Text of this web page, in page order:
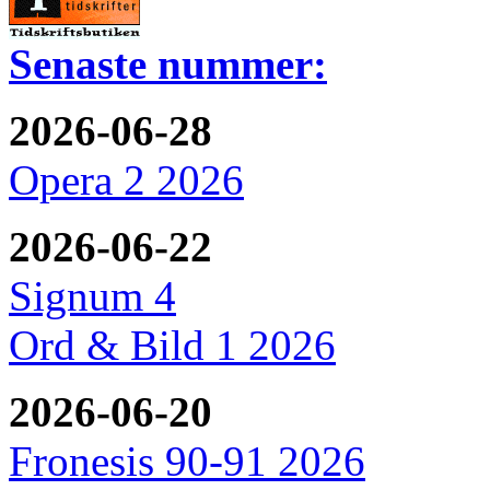
Senaste nummer:
2026-06-28
Opera 2 2026
2026-06-22
Signum 4
Ord & Bild 1 2026
2026-06-20
Fronesis 90-91 2026